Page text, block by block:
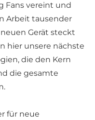
Fans vereint und
Arbeit tausender
Gerät steckt
hier unsere nächste
die den Kern
die gesamte
für neue